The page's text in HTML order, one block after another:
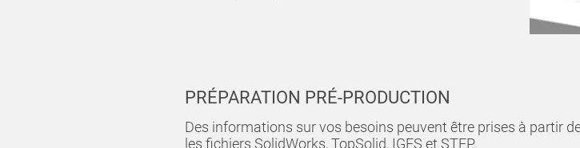
PRÉPARATION PRÉ-PRODUCTION
Des informations sur vos besoins peuvent être prises à partir
les fichiers SolidWorks, TopSolid, IGES et STEP.